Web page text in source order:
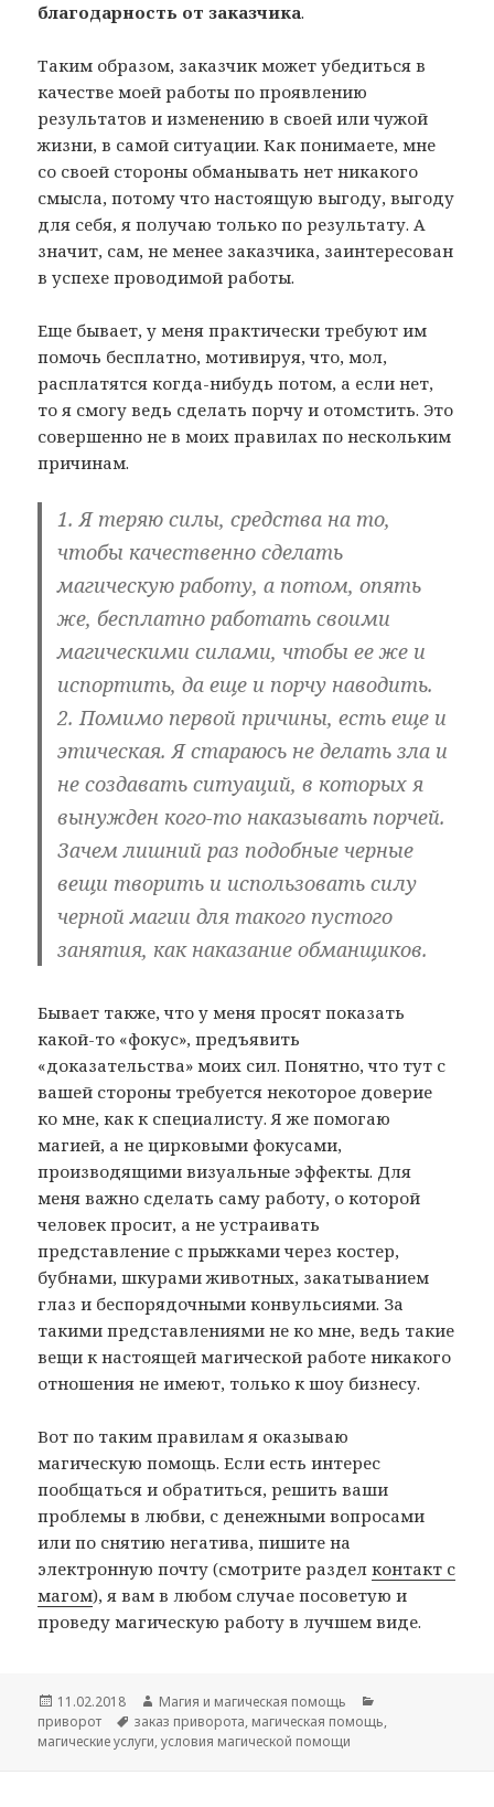
благодарность от заказчика.
Таким образом, заказчик может убедиться в
качестве моей работы по проявлению
результатов и изменению в своей или чужой
жизни, в самой ситуации. Как понимаете, мне
со своей стороны обманывать нет никакого
смысла, потому что настоящую выгоду, выгоду
для себя, я получаю только по результату. А
значит, сам, не менее заказчика, заинтересован
в успехе проводимой работы.
Еще бывает, у меня практически требуют им
помочь бесплатно, мотивируя, что, мол,
расплатятся когда-нибудь потом, а если нет,
то я смогу ведь сделать порчу и отомстить. Это
совершенно не в моих правилах по нескольким
причинам.
1. Я теряю силы, средства на то,
чтобы качественно сделать
магическую работу, а потом, опять
же, бесплатно работать своими
магическими силами, чтобы ее же и
испортить, да еще и порчу наводить.
2. Помимо первой причины, есть еще и
этическая. Я стараюсь не делать зла и
не создавать ситуаций, в которых я
вынужден кого-то наказывать порчей.
Зачем лишний раз подобные черные
вещи творить и использовать силу
черной магии для такого пустого
занятия, как наказание обманщиков.
Бывает также, что у меня просят показать
какой-то «фокус», предъявить
«доказательства» моих сил. Понятно, что тут с
вашей стороны требуется некоторое доверие
ко мне, как к специалисту. Я же помогаю
магией, а не цирковыми фокусами,
производящими визуальные эффекты. Для
меня важно сделать саму работу, о которой
человек просит, а не устраивать
представление с прыжками через костер,
бубнами, шкурами животных, закатыванием
глаз и беспорядочными конвульсиями. За
такими представлениями не ко мне, ведь такие
вещи к настоящей магической работе никакого
отношения не имеют, только к шоу бизнесу.
Вот по таким правилам я оказываю
магическую помощь. Если есть интерес
пообщаться и обратиться, решить ваши
проблемы в любви, с денежными вопросами
или по снятию негатива, пишите на
электронную почту (смотрите разделконтакт с
магом), я вам в любом случае посоветую и
проведу магическую работу в лучшем виде.
Опубликовано
11.02.2018 Автор
Магия и магическая помощь
приворот
Метки
заказ приворота, магическая помощь,
магические услуги,условия магической помощи